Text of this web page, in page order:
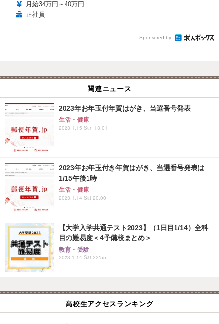
月給34万円～40万円
正社員
Sponsored by
関連ニュース
2023年お年玉付年賀はがき、当選番号発表
生活・健康
2023.1.15 Sun 13:01
2023年お年玉付き年賀はがき、当選番号発表は
1/15午後1時
生活・健康
2023.1.14 Sat 20:00
【大学入学共通テスト2023】（1日目1/14）全科
目の難易度＜4予備校まとめ＞
教育・受験
2023.1.14 Sat 22:55
高校生アクセスランキング